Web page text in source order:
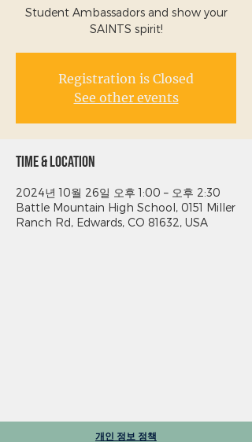
Student Ambassadors and show your
SAINTS spirit!
Registration is Closed
See other events
Time & Location
2024년 10월 26일 오후 1:00 – 오후 2:30
Battle Mountain High School, 0151 Miller
Ranch Rd, Edwards, CO 81632, USA
개인 정보 정책